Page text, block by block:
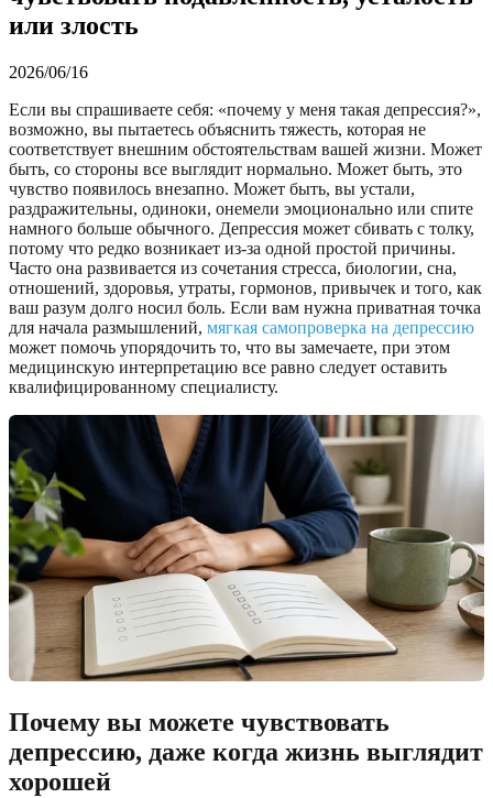
или злость
2026/06/16
Если вы спрашиваете себя: «почему у меня такая депрессия?»,
возможно, вы пытаетесь объяснить тяжесть, которая не
соответствует внешним обстоятельствам вашей жизни. Может
быть, со стороны все выглядит нормально. Может быть, это
чувство появилось внезапно. Может быть, вы устали,
раздражительны, одиноки, онемели эмоционально или спите
намного больше обычного. Депрессия может сбивать с толку,
потому что редко возникает из-за одной простой причины.
Часто она развивается из сочетания стресса, биологии, сна,
отношений, здоровья, утраты, гормонов, привычек и того, как
ваш разум долго носил боль. Если вам нужна приватная точка
для начала размышлений, мягкая самопроверка на депрессию
может помочь упорядочить то, что вы замечаете, при этом
медицинскую интерпретацию все равно следует оставить
квалифицированному специалисту.
Почему вы можете чувствовать
депрессию, даже когда жизнь выглядит
хорошей